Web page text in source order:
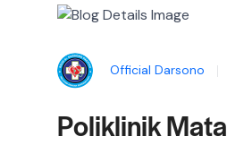
Official Darsono
Poliklinik Mata